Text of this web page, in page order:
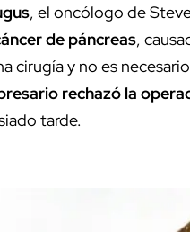
, el oncólogo de
de páncreas,
cirugía y no es
rechazó la
tarde.